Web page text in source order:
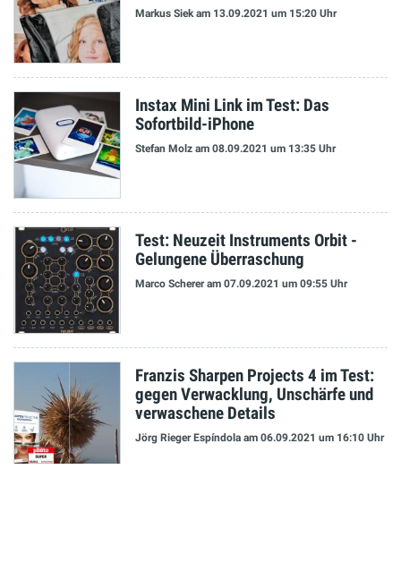
Markus Siek am 13.09.2021 um 15:20 Uhr
Instax Mini Link im Test: Das
Sofortbild-iPhone
Stefan Molz am 08.09.2021 um 13:35 Uhr
Test: Neuzeit Instruments Orbit -
Gelungene Überraschung
Marco Schereram 07.09.2021 um 09:55 Uhr
Franzis Sharpen Projects 4 im Test:
gegen Verwacklung, Unschärfe und
verwaschene Details
Jörg Rieger Espíndola am 06.09.2021 um 16:10 Uhr